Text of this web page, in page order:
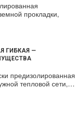
прокладки,
ГИБКАЯ —
предизолированная
тепловой сети,…